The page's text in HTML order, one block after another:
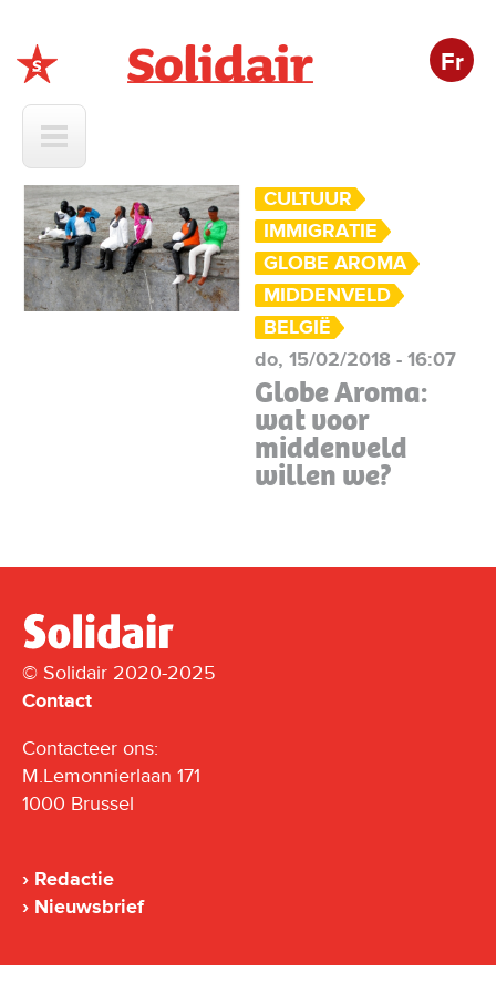
Fr
CULTUUR
IMMIGRATIE
GLOBE AROMA
MIDDENVELD
BELGIË
do, 15/02/2018 - 16:07
Globe Aroma:
wat voor
middenveld
willen we?
© Solidair 2020-2025
Contact
Contacteer ons:
M.Lemonnierlaan 171
1000 Brussel
Redactie
Nieuwsbrief